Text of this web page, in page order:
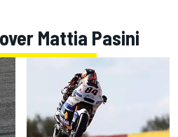
Mattia Pasini